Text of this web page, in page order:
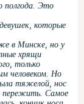
полгода. Это
которые
в Минске, но у
хрящи
только
человеком. Но
тяжелой, нос
Самое